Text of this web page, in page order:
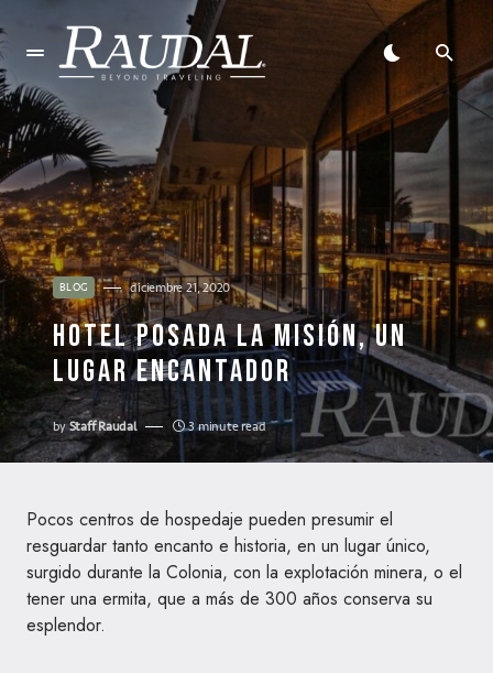
BLOG diciembre 21, 2020
HOTEL POSADA LA MISIÓN, UN
LUGAR ENCANTADOR
byStaff Raudal 3 minute read
Pocos centros de hospedaje pueden presumir el
resguardar tanto encanto e historia, en un lugar único,
surgido durante la Colonia, con la explotación minera, o el
tener una ermita, que a más de 300 años conserva su
esplendor.